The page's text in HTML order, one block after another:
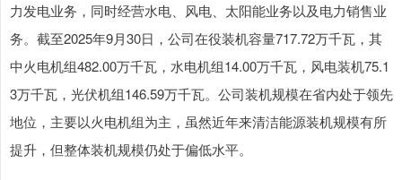
力发电业务，同时经营水电、风电、太阳能业务以及电力销售业
务。截至2025年9月30日，公司在役装机容量717.72万千瓦，其
中火电机组482.00万千瓦，水电机组14.00万千瓦，风电装机75.1
3万千瓦，光伏机组146.59万千瓦。公司装机规模在省内处于领先
地位，主要以火电机组为主，虽然近年来清洁能源装机规模有所
提升，但整体装机规模仍处于偏低水平。